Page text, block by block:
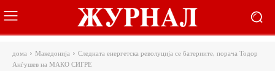
дома Македонија
Следната енергетска револуција се батериите, порача Тодор
Анѓушев на МАКО СИГРЕ